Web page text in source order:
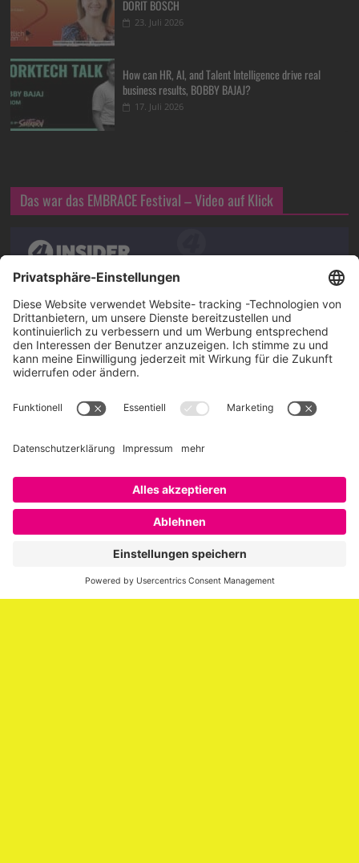
DORIT BOSCH
23. Juli 2026
How can HR, AI, and Talent Intelligence drive real
business results, BOBBY BAJAJ?
17. Juli 2026
Das war das EMBRACE Festival – Video auf Klick
Über SAATKORN
SAATKORN ist der Blog von Gero Hesse. Seit 2009 schreibt
er über die Themen Employer Branding,